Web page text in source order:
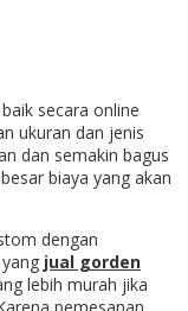
secara online
ukuran dan jenis
dan semakin bagus
biaya yang akan
dengan
jual gorden
lebih murah jika